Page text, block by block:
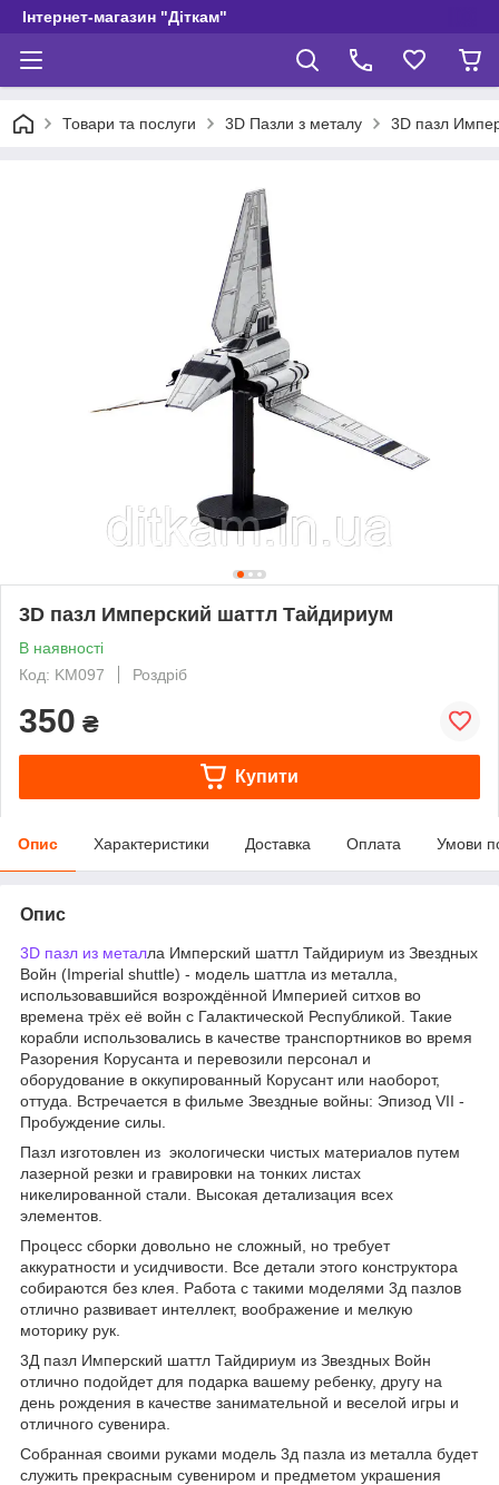
Інтернет-магазин "Діткам"
Товари та послуги 3D Пазли з металу 3D пазл
3D пазл Имперский шаттл Тайдириум
В наявності
Код: KM097
Роздріб
350 ₴
Купити
Опис Характеристики Доставка Оплата Умови
Опис
3D пазл из металла Имперский шаттл Тайдириум из Звездных
Войн (Imperial shuttle) - модель шаттла из металла,
использовавшийся возрождённой Империей ситхов во
времена трёх её войн с Галактической Республикой. Такие
корабли использовались в качестве транспортников во время
Разорения Корусанта и перевозили персонал и
оборудование в оккупированный Корусант или наоборот,
оттуда. Встречается в фильме Звездные войны: Эпизод VII -
Пробуждение силы.
Пазл изготовлен из экологически чистых материалов путем
лазерной резки и гравировки на тонких листах
никелированной стали. Высокая детализация всех
элементов.
Процесс сборки довольно не сложный, но требует
аккуратности и усидчивости. Все детали этого конструктора
собираются без клея. Работа с такими моделями 3д пазлов
отлично развивает интеллект, воображение и мелкую
моторику рук.
3Д пазл Имперский шаттл Тайдириум из Звездных Войн
отлично подойдет для подарка вашему ребенку, другу на
день рождения в качестве занимательной и веселой игры и
отличного сувенира.
Собранная своими руками модель 3д пазла из металла будет
служить прекрасным сувениром и предметом украшения